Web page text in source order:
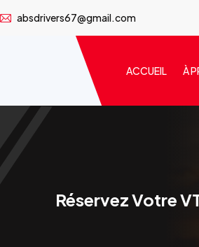
absdrivers67@gmail.com
ACCUEIL À
Réservez Votre